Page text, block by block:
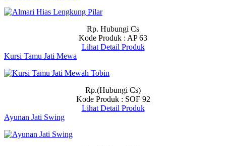
Rp. Hubungi Cs
Kode Produk : AP 63
Lihat Detail Produk
Kursi Tamu Jati Mewa
Rp.(Hubungi Cs)
Kode Produk : SOF 92
Lihat Detail Produk
Ayunan Jati Swing